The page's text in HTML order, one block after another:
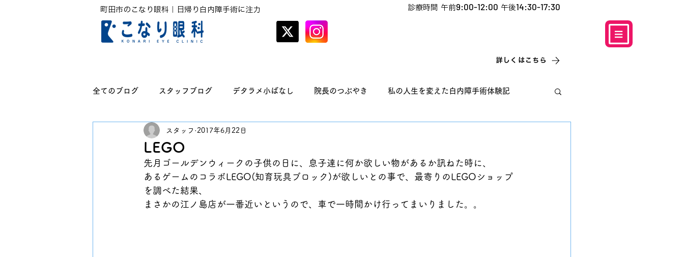
診療時間 午前9:00-12:00 午後14:30-17:30
詳しくはこちら
町田市のこなり眼科｜日帰り白内障手術に注力
全てのブログ スタッフブログ デタラメ小ばなし 院長のつぶやき 私の人生を変えた白内障手術体験記
無題のカテゴリー
LEGO
スタッフ 2017年6月22日
先月ゴールデンウィークの子供の日に、息子達に何か欲しい物があるか訊ねた時に、
あるゲームのコラボLEGO(知育玩具ブロック)が欲しいとの事で、最寄りのLEGOショップ
を調べた結果、
まさかの江ノ島店が一番近いというので、車で一時間かけ行ってまいりました。。